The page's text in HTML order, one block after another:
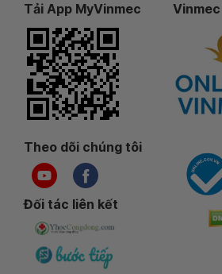
Tải App MyVinmec
Theo dõi chúng tôi
Đối tác liên kết